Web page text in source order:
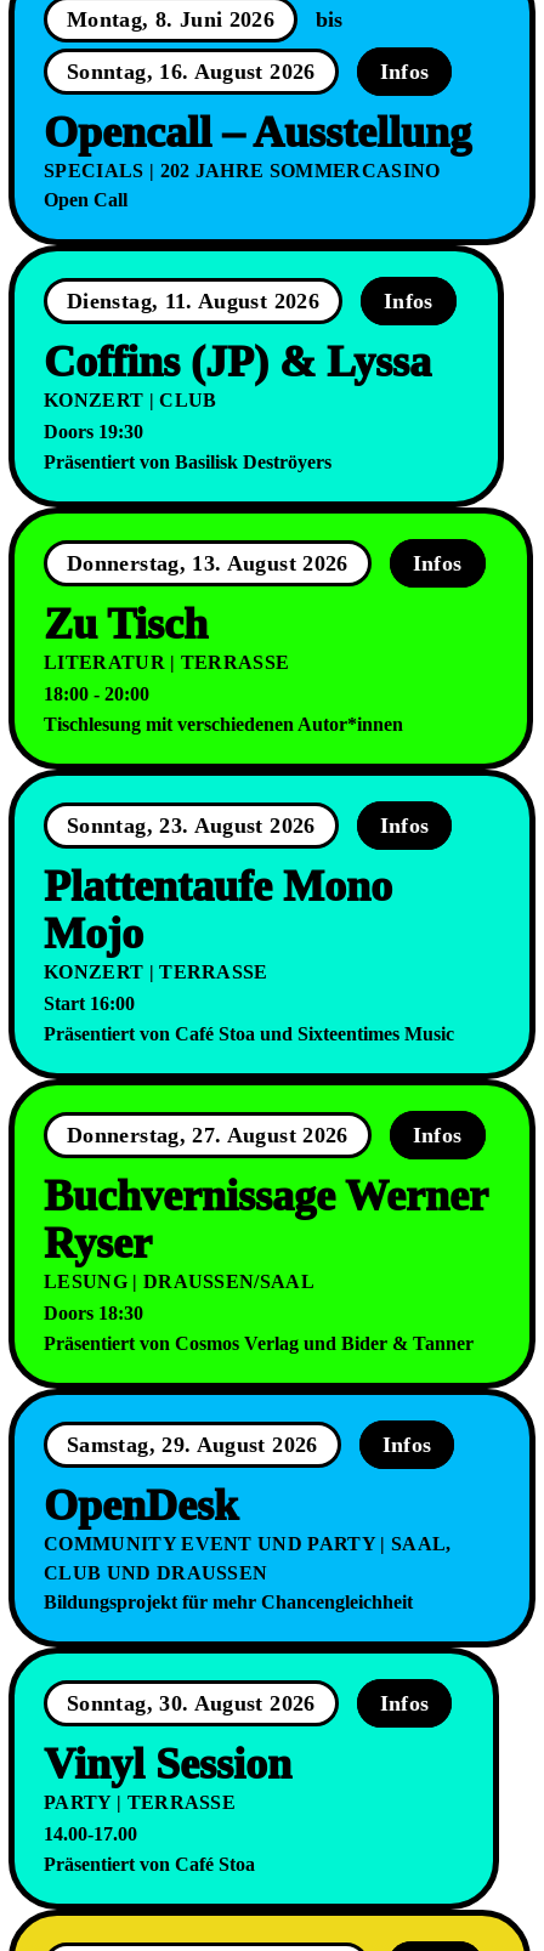
Montag, 8. Juni 2026 bis
Sonntag, 16. August 2026 Infos
Opencall – Ausstellung
SPECIALS | 202 JAHRE SOMMERCASINO
Open Call
Dienstag, 11. August 2026 Infos
Coffins (JP) & Lyssa
KONZERT | CLUB
Doors 19:30
Präsentiert von Basilisk Deströyers
Donnerstag, 13. August 2026 Infos
Zu Tisch
LITERATUR | TERRASSE
18:00 - 20:00
Tischlesung mit verschiedenen Autor*innen
Sonntag, 23. August 2026 Infos
Plattentaufe Mono
Mojo
KONZERT | TERRASSE
Start 16:00
Präsentiert von Café Stoa und Sixteentimes Music
Donnerstag, 27. August 2026 Infos
Buchvernissage Werner
Ryser
LESUNG | DRAUSSEN/SAAL
Doors 18:30
Präsentiert von Cosmos Verlag und Bider & Tanner
Samstag, 29. August 2026 Infos
OpenDesk
COMMUNITY EVENT UND PARTY | SAAL,
CLUB UND DRAUSSEN
Bildungsprojekt für mehr Chancengleichheit
Sonntag, 30. August 2026 Infos
Vinyl Session
PARTY | TERRASSE
14.00-17.00
Präsentiert von Café Stoa